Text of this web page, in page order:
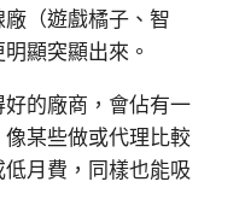
（遊戲橘子、智
顯突顯出來。
的廠商，會佔有一
某些做或代理比較
月費，同樣也能吸